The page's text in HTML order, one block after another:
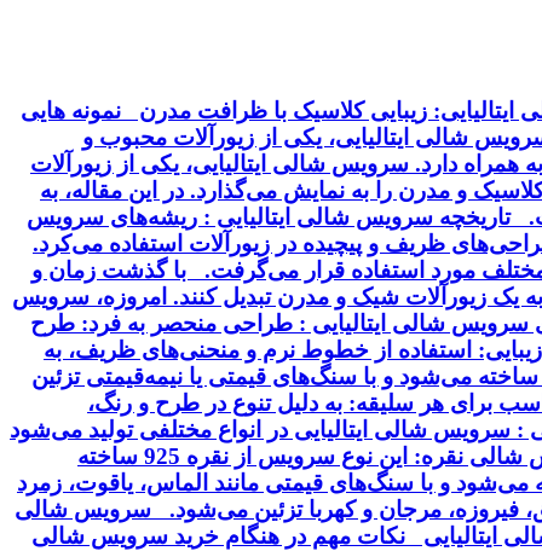
زیبایی کلاسیک با ظرافت مدرن نمونه هایی
شالی ایتالیایی، یکی از زیورآلات محبوب و
دارد. سرویس شالی ایتالیایی، یکی از زیورآلات
و مدرن را به نمایش می‌گذارد. در این مقاله، به
تاریخچه سرویس شالی ایتالیایی : ریشه‌های سرویس
ظریف و پیچیده در زیورآلات استفاده می‌کرد.
مختلف مورد استفاده قرار می‌گرفت. با گذشت زمان و
یک زیورآلات شیک و مدرن تبدیل کنند. امروزه، سرویس
سرویس شالی ایتالیایی : طراحی منحصر به فرد: طرح
استفاده از خطوط نرم و منحنی‌های ظریف، به
می‌شود و با سنگ‌های قیمتی یا نیمه‌قیمتی تزئین
برای هر سلیقه: به دلیل تنوع در طرح و رنگ،
شالی ایتالیایی در انواع مختلفی تولید می‌شود
که از نظر جنس، طرح و سنگ‌های تزئینی با هم تفاوت دارند. برخی از انواع رایج این سرویس عبارتند از: سرویس شالی نقره: این نوع سرویس از نقره 925 ساخته
آبکاری می‌شود. سرویس شالی طلا: این سرویس از طلای 18 یا 24 عیار ساخته می‌شود و با سنگ‌های قیمتی مانند الماس، یاقوت، زمرد
فیروزه، مرجان و کهربا تزئین می‌شود. سرویس شالی
ایتالیایی نکات مهم در هنگام خرید سرویس شالی